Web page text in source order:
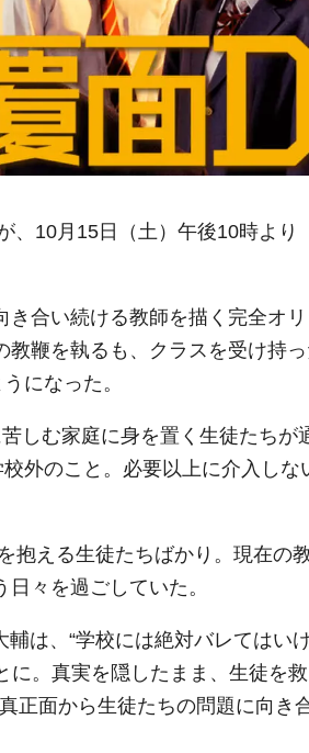
、10月15日（土）午後10時より
合い続ける教師を描く完全オ
鞭を執るも、クラスを受け持
になった。
しむ家庭に身を置く生徒たちが
外のこと。必要以上に介入しな
抱える生徒たちばかり。現在の
々を過ごしていた。
は、“学校には絶対バレてはい
に。真実を隠したまま、生徒を救
正面から生徒たちの問題に向き